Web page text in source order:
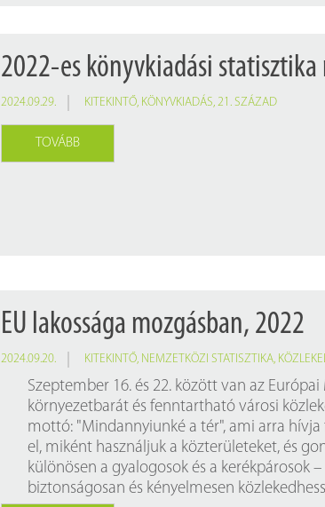
2022-es könyvkiadási
2024.09.29. KITEKINTŐ, KÖNYVKIADÁS,21. SZÁZAD
TOVÁBB
EU lakossága mozgásban, 2022
2024.09.20. KITEKINTŐ, NEMZETKÖZI STATISZTIKA,
Szeptember 16. és 22. között van az
környezetbarát és fenntartható városi
mottó: "Mindannyiunké a tér", ami arra
el, miként használjuk a közterületeket, és
különösen a gyalogosok és a kerékpárosok
biztonságosan és kényelmesen